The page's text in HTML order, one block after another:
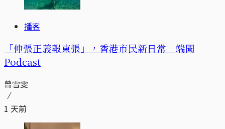
播客
「伸張正義報東張」，香港市民新日常｜端聞
Podcast
曾雪雯
1 天前